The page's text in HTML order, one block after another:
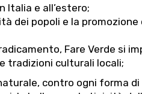
Italia e all’estero;
dei popoli e la
Fare Verde si
tradizioni culturali locali;
contro ogni forma